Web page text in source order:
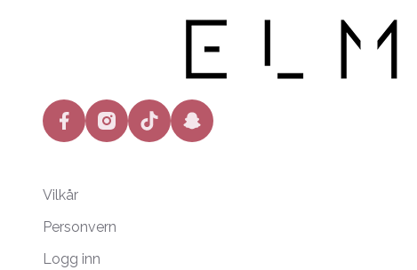
facebookinstagramtiktok snapchat
Vilkår
Personvern
Logg inn